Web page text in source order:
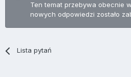
Ten temat przebywa obecnie
nowych odpowiedzi zostało
Lista pytań